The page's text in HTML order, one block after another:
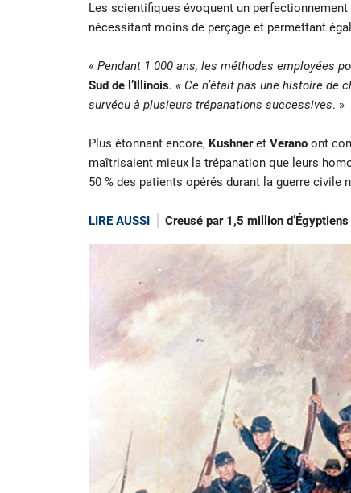
Les scientifiques évoquent un
nécessitant moins de perçage et permettant
« Pendant 1 000 ans, les méthodes employées
Sud de l’Illinois. « Ce n’était pas une histoire de
survécu à plusieurs trépanations successives. »
Plus étonnant encore, Kushneret Veranoont
maîtrisaient mieux la trépanation que leurs
50 % des patients opérés durant la guerre civile
LIRE AUSSI Creusé par 1,5 million